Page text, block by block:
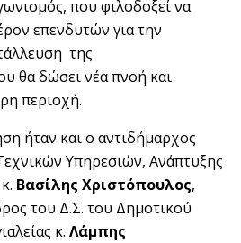
που φιλοδοξεί να
επενδυτών για την
της
θα δώσει νέα πνοή και
περιοχή.
ήταν και ο αντιδήμαρχος
Υπηρεσιών, Ανάπτυξης
Βασίλης Χριστόπουλος,
του Δ.Σ. του Δημοτικού
κ. Λάμπης